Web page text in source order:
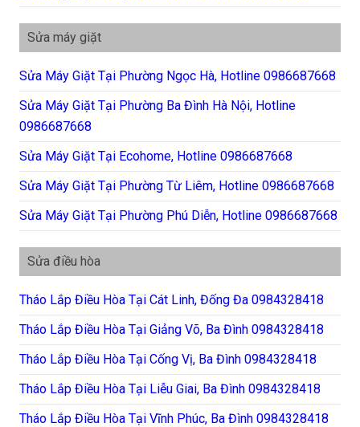
Sửa máy giặt
Sửa Máy Giặt Tại Phường Ngọc Hà, Hotline 0986687668
Sửa Máy Giặt Tại Phường Ba Đình Hà Nội, Hotline
0986687668
Sửa Máy Giặt Tại Ecohome, Hotline 0986687668
Sửa Máy Giặt Tại Phường Từ Liêm, Hotline 0986687668
Sửa Máy Giặt Tại Phường Phú Diễn, Hotline 0986687668
Sửa điều hòa
Tháo Lắp Điều Hòa Tại Cát Linh, Đống Đa 0984328418
Tháo Lắp Điều Hòa Tại Giảng Võ, Ba Đình 0984328418
Tháo Lắp Điều Hòa Tại Cống Vị, Ba Đình 0984328418
Tháo Lắp Điều Hòa Tại Liễu Giai, Ba Đình 0984328418
Tháo Lắp Điều Hòa Tại Vĩnh Phúc, Ba Đình 0984328418